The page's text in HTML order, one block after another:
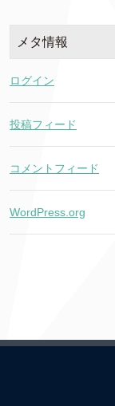
メタ情報
ログイン
投稿フィード
コメントフィード
WordPress.org